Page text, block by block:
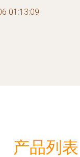
01:13:09
产品列表